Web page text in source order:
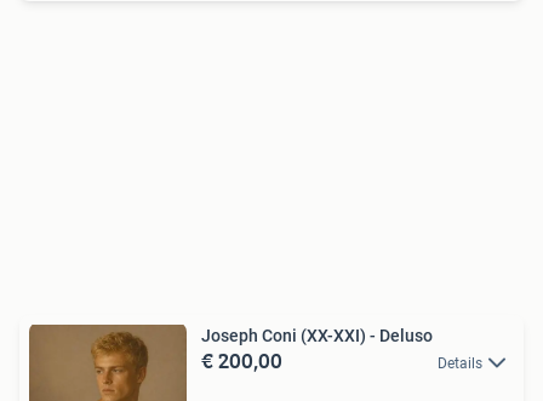
Joseph Coni (XX-XXI) - Deluso
€ 200,00 Details